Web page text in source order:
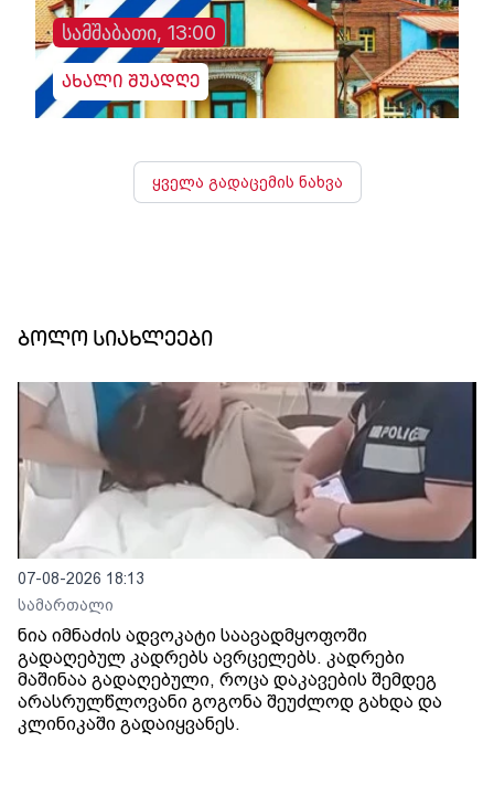
სამშაბათი, 13:00
ახალი შუადღე
ყველა გადაცემის ნახვა
ბოლო სიახლეები
07-08-2026 18:13
სამართალი
ნია იმნაძის ადვოკატი საავადმყოფოში
გადაღებულ კადრებს ავრცელებს. კადრები
მაშინაა გადაღებული, როცა დაკავების შემდეგ
არასრულწლოვანი გოგონა შეუძლოდ გახდა და
კლინიკაში გადაიყვანეს.